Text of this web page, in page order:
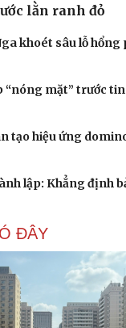
lằn ranh đỏ
khoét sâu lỗ
“nóng mặt” trước
tạo hiệu ứng
lập: Khẳng định
ĐÂY